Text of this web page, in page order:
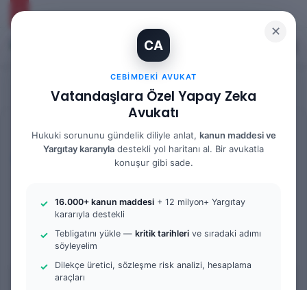
✕
CA
CEBIMDEKI AVUKAT
Vatandaşlara Özel Yapay Zeka
Avukatı
Hukuki sorununu gündelik diliyle anlat, kanun maddesi ve
Yargıtay kararıyla destekli yol haritanı al. Bir avukatla
konuşur gibi sade.
16.000+ kanun maddesi + 12 milyon+ Yargıtay
kararıyla destekli
Tebligatını yükle — kritik tarihleri ve sıradaki adımı
söyleyelim
Dilekçe üretici, sözleşme risk analizi, hesaplama
araçları
Hakları
60 7 dakika okuma süresi
İçindekiler